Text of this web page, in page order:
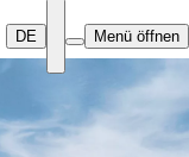
DE Menü öffnen